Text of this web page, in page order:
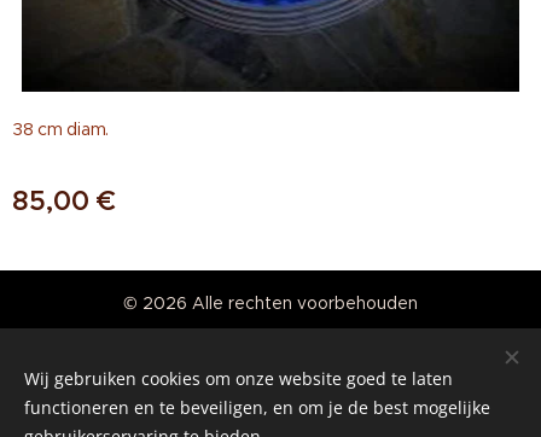
38 cm diam.
85,00 €
© 2026 Alle rechten voorbehouden
Cookies
Wij gebruiken cookies om onze website goed te laten
functioneren en te beveiligen, en om je de best mogelijke